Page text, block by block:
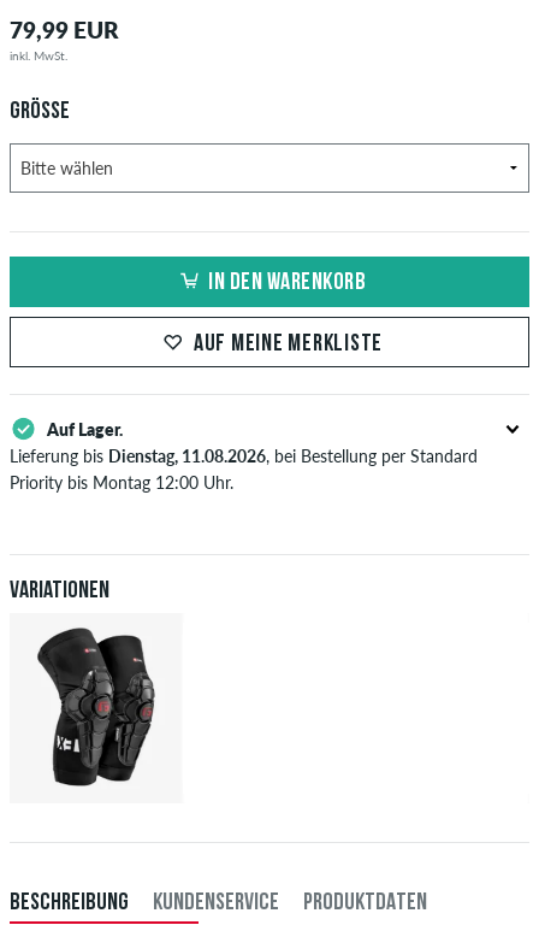
79,99 EUR
inkl. MwSt.
GRÖSSE
IN DEN WARENKORB
AUF MEINE MERKLISTE
Auf Lager.
Lieferung bis Dienstag, 11.08.2026, bei Bestellung per Standard
Priority bis Montag 12:00 Uhr.
Variationen
BESCHREIBUNG KUNDENSERVICE PRODUKTDATEN